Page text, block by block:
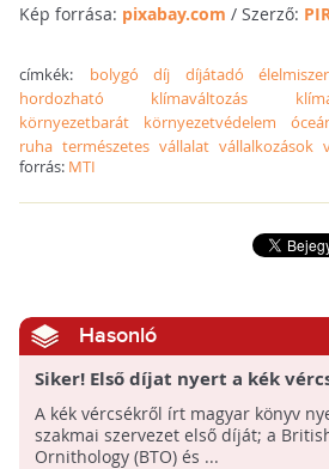
Kép forrása: pixabay.com / Szerző:
címkék: bolygó díj díjátadó élelmiszer
hordozható
klímaváltozás
környezetbarát
környezetvédelem
ruha természetes vállalat vállalkozások
forrás: MTI
Hasonló
Siker! Első díjat nyert a kék
könyv Nagy-Britanniában!
A kék vércsékről írt magyar könyv
szakmai szervezet első díját; a
Ornithology (BTO) és ...